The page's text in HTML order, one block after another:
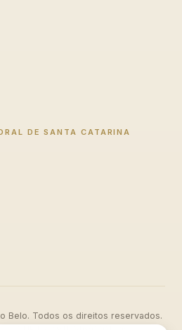
DE SANTA CATARINA
Belo. Todos os direitos reservados.